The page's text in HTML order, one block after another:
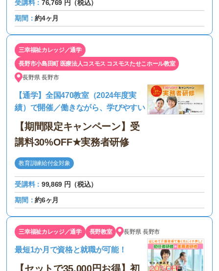
受講料：76,769 円（税込）
期間：約4ヶ月
三幸福祉カレッジ／通学
長野市小島田町 医療法人コスモス コスモスたせこホール教室
長野県 長野市
【通学】全国470教室（2024年度実
績）で開催／働きながら、学びやすい
【期間限定キャンペーン】受
講料30%OFF★実務者研修
教育訓練給付金対象
受講料：99,869 円（税込）
期間：約6ヶ月
三幸福祉カレッジ／通学 長野教室 長野県 長野市
最短1か月で資格と就職が可能！
【セットで35,000円お得】初